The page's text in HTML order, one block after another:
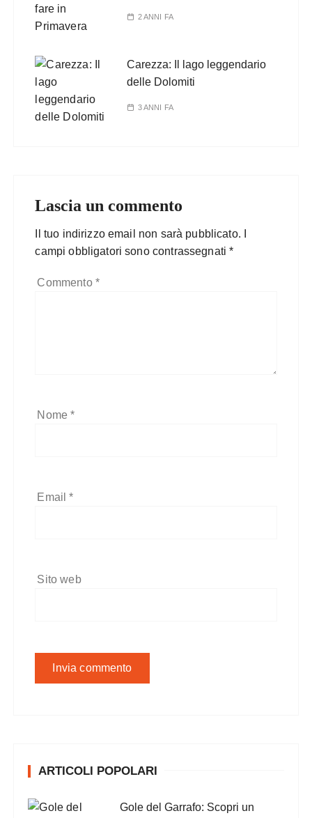
2 ANNI FA
Carezza: Il lago leggendario
delle Dolomiti
3 ANNI FA
Lascia un commento
Il tuo indirizzo email non sarà pubblicato.
campi obbligatori sono contrassegnati*
Commento *
Nome*
Email*
Sito web
ARTICOLI POPOLARI
Gole del Garrafo: Scopri un